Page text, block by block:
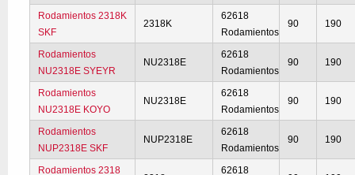
Rodamientos 2318K
SKF
2318K
62618
Rodamientos
90 190
Rodamientos
NU2318E SYEYR
NU2318E
62618
Rodamientos
90 190
Rodamientos
NU2318E KOYO
NU2318E
62618
Rodamientos
90 190
Rodamientos
NUP2318E SKF
NUP2318E
62618
Rodamientos
90 190
Rodamientos 2318 62618